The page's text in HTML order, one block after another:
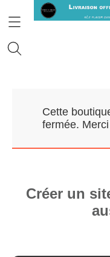
Cette
fermée.
Créer un